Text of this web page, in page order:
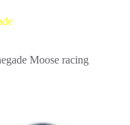
Moose racing